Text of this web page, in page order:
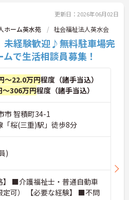
更新日：2026年06月02日
ホーム英水苑 社会福祉法人英水会
未経験歓迎♪無料駐車場完
で生活相談員募集！
～22.0万円程度（諸手当込）
～306万円程度（諸手当込）
市 智積町34-1
「桜(三重)駅」徒歩8分
)
】 ■介護福祉士・普通自動車
定可） 【必要な経験】 ■不問